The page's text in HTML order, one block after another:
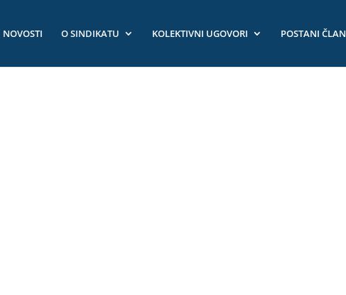
NOVOSTI O SINDIKATU KOLEKTIVNI UGOVORI POSTANI ČLAN